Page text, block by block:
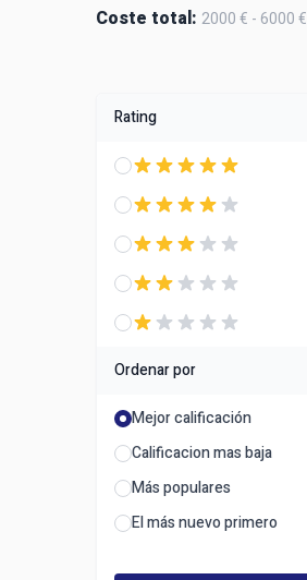
Coste total: 2000 € - 6000 €
Rating
Ordenar por
Mejor calificación
Calificacion mas baja
Más populares
El más nuevo primero